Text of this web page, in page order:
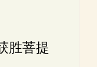
胜菩提